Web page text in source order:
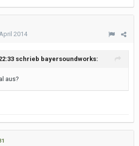
2014
schrieb bayersoundworks:
aus?